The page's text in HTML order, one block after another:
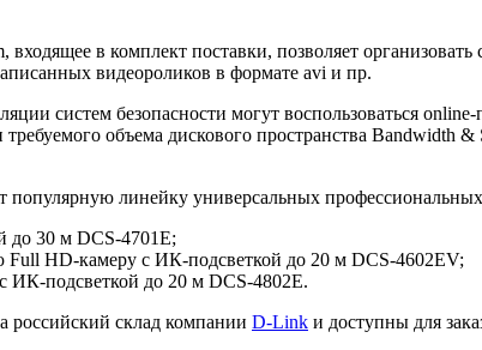
в комплект поставки, позволяет
видеороликов в формате avi и пр.
систем безопасности могут воспользоваться
объема дискового пространства Bandwidth
линейку универсальных
30 м DCS-4701E;
HD-камеру c ИК-подсветкой до 20 м DCS-4602EV;
подсветкой до 20 м DCS-4802E.
склад компании D-Link и доступны для